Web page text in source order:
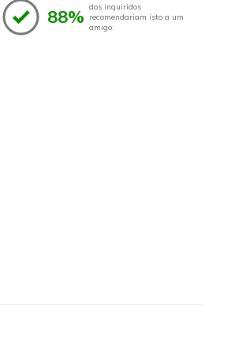
88% dos inquiridos
recomendariam isto a um
amigo.